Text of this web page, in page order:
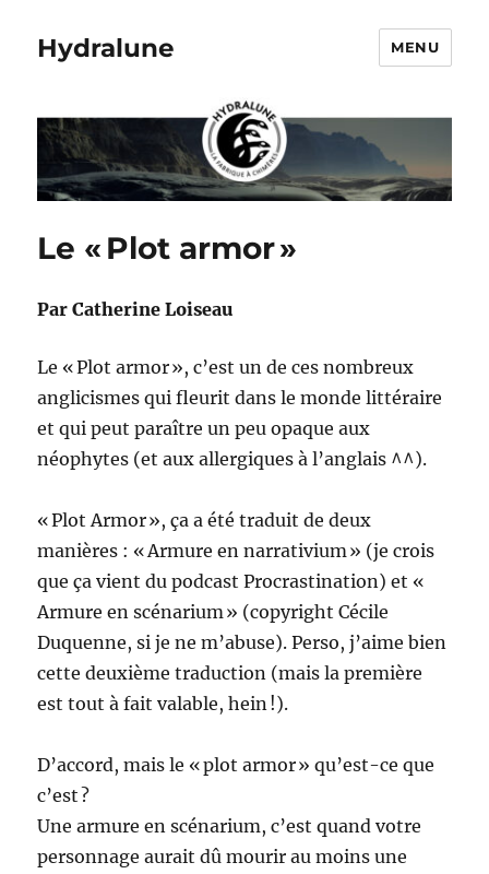
Hydralune MENU
Le « Plot armor »
Par Catherine Loiseau
Le « Plot armor », c’est un de ces nombreux
anglicismes qui fleurit dans le monde littéraire
et qui peut paraître un peu opaque aux
néophytes (et aux allergiques à l’anglais ^^).
« Plot Armor », ça a été traduit de deux
manières : « Armure en narrativium » (je crois
que ça vient du podcast Procrastination) et «
Armure en scénarium » (copyright Cécile
Duquenne, si je ne m’abuse). Perso, j’aime bien
cette deuxième traduction (mais la première
est tout à fait valable, hein !).
D’accord, mais le « plot armor » qu’est-ce que
c’est ?
Une armure en scénarium, c’est quand votre
personnage aurait dû mourir au moins une